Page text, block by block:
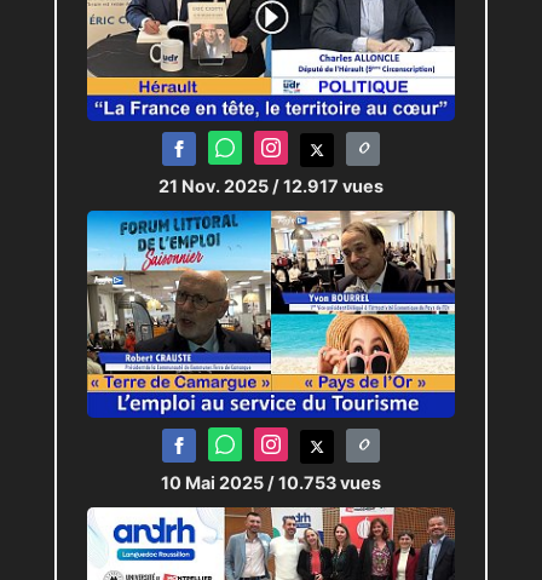
21 Nov. 2025 / 12.917 vues
10 Mai 2025 / 10.753 vues